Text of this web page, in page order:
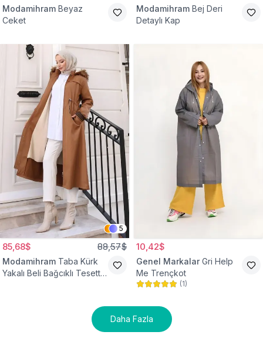
Modamihram Beyaz
Ceket
Modamihram Bej Deri
Detaylı Kap
5
85,68$ 88,57$
Modamihram Taba Kürk
Yakalı Beli Bağcıklı Tesettür
10,42$
Genel Markalar Gri Help
Me Trençkot
(1)
Daha Fazla